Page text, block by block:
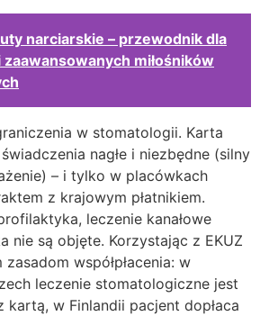
narciarskie – przewodnik dla
miłośników
w stomatologii. Karta
nagłe i niezbędne (silny
– i tylko w placówkach
z krajowym płatnikiem.
leczenie kanałowe
nie są objęte. Korzystając z EKUZ
współpłacenia: w
leczenie stomatologiczne jest
kartą, w Finlandii pacjent dopłaca